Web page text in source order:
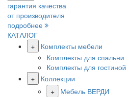
гарантия качества
от производителя
подробнее
КАТАЛОГ
+
Комплекты мебели
Комплекты для спальни
Комплекты для гостиной
+
Коллекции
+
Мебель ВЕРДИ